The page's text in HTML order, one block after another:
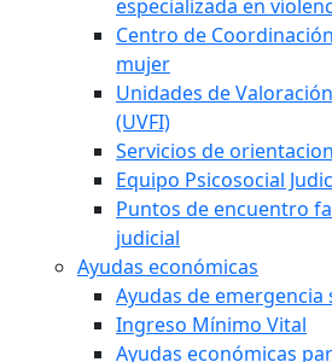
especializada en
Centro de
mujer
Unidades de
(UVFI)
Servicios de
Equipo Psicosocial
Puntos de encuentro
judicial
Ayudas económicas
Ayudas de emergencia
Ingreso Mínimo Vital
Ayudas económicas